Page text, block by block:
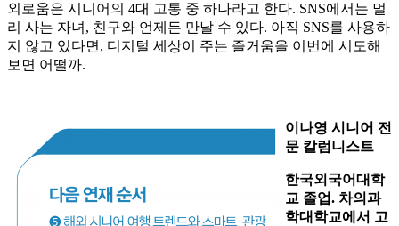
외로움은 시니어의 4대 고통 중 하나라고 한다. SNS에서는 멀
리 사는 자녀, 친구와 언제든 만날 수 있다. 아직 SNS를 사용하
지 않고 있다면, 디지털 세상이 주는 즐거움을 이번에 시도해
보면 어떨까.
이나영 시니어 전
문 칼럼니스트
한국외국어대학
교 졸업. 차의과
학대학교에서 고